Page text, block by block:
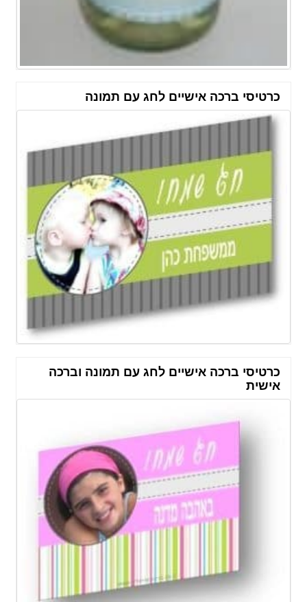
כרטיסי ברכה אישיים לחג עם תמונה
כרטיסי ברכה אישיים לחג עם תמונה וברכה
אישית